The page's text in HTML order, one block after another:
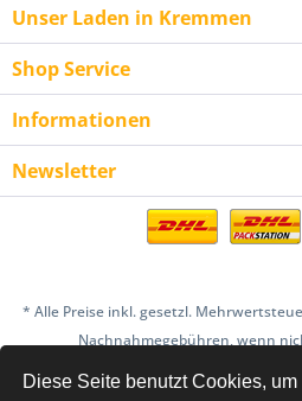
Diese Seite benutzt Cookies,
Unser Laden in Kremmen
Shop Service
Informationen
Newsletter
* Alle Preise inkl. gesetzl.
Nachnahmegebühren, wenn
AGB Bestellung & Zahlung